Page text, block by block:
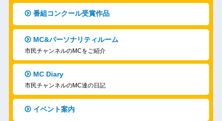
番組コンクール受賞作品
MC&パーソナリティルーム
市民チャンネルのMCをご紹介
MC Diary
市民チャンネルのMC達の日記
イベント案内